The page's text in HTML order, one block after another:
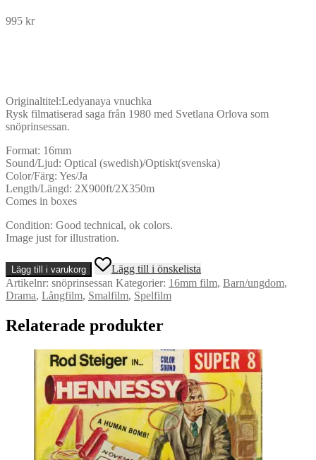
995 kr
Originaltitel:Ledyanaya vnuchka
Rysk filmatiserad saga från 1980 med Svetlana Orlova som
snöprinsessan.
Format: 16mm
Sound/Ljud: Optical (swedish)/Optiskt(svenska)
Color/Färg: Yes/Ja
Length/Längd: 2X900ft/2X350m
Comes in boxes
Condition: Good technical, ok colors.
Image just for illustration.
Snöprinsessan
-
16mm
-
Feature
Lägg till i varukorg
Lägg till i önskelista
Artikelnr: snöprinsessan Kategorier: 16mm film, Barn/ungdom,
Drama, Långfilm, Smalfilm, Spelfilm
Relaterade produkter